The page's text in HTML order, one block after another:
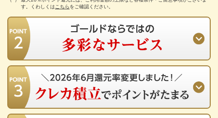
す。くわしくは こちらをご確認ください。